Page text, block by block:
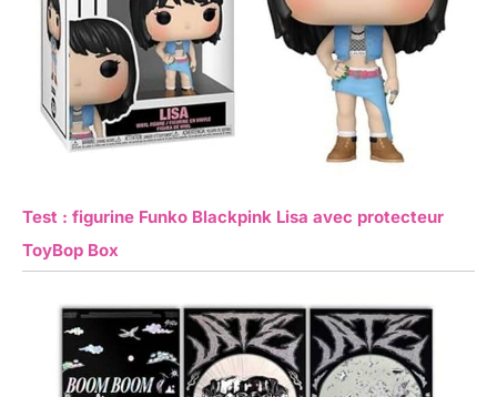
Test : figurine Funko Blackpink Lisa avec protecteur
ToyBop Box